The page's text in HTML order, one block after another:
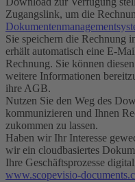
Zugangslink, um die
Sie speichern die Rechnung
erhält automatisch eine E-
Rechnung. Sie können
weitere Informationen
ihre AGB.
Nutzen Sie den Weg des
kommunizieren und Ihnen
zukommen zu lassen.
Haben wir Ihr Interesse
wir ein cloudbasiertes
Ihre Geschäftsprozesse
www.scopevisio-